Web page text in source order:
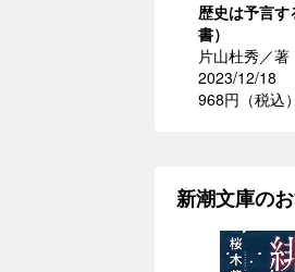
歴史は予言す
書）
片山杜秀／著
2023/12/18
968円（税込）
新潮文庫の